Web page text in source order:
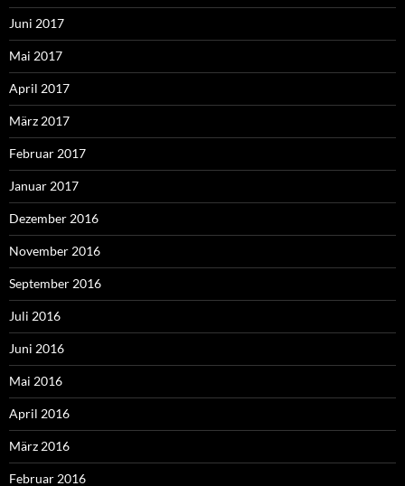
Juni 2017
Mai 2017
April 2017
März 2017
Februar 2017
Januar 2017
Dezember 2016
November 2016
September 2016
Juli 2016
Juni 2016
Mai 2016
April 2016
März 2016
Februar 2016